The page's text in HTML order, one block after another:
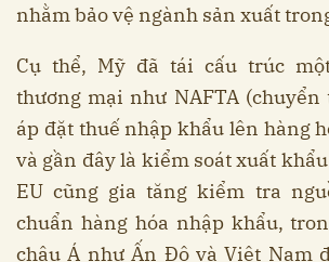
nhằm bảo vệ ngành sản xuất
Cụ thể, Mỹ đã tái cấu trúc
thương mại như NAFTA (chuyển
áp đặt thuế nhập khẩu lên hàng
và gần đây là kiểm soát xuất
EU cũng gia tăng kiểm tra
chuẩn hàng hóa nhập khẩu,
châu Á như Ấn Độ và Việt Nam